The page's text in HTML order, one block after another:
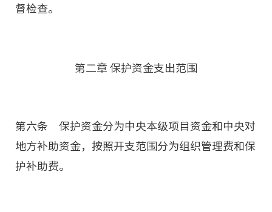
督检查。
第二章 保护资金支出范围
第六条 保护资金分为中央本级项目资金和中央对
地方补助资金，按照开支范围分为组织管理费和保
护补助费。